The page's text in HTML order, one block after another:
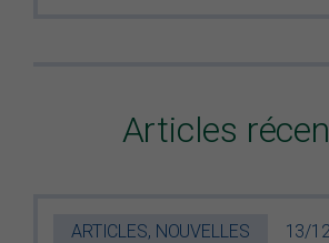
Articles
ARTICLES, NOUVELLES 13/